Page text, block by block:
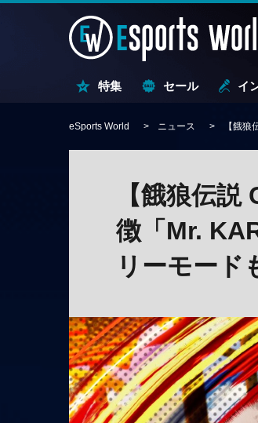
特集 セール イ
eSports World ニュース 【餓
【餓狼伝
徴「Mr.
リーモード